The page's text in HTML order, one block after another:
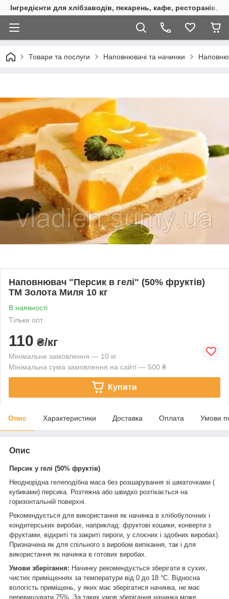
Інгредієнти для хлібзаводів, пекарень, кафе, ресторанів,
Товари та послуги Наповнювачі та начинки
Наповнювач "Персик в гелі" (50% фруктів)
ТМ Золота Миля 10 кг
В наявності
Тільки опт
110 ₴/кг
Мінімальне замовлення — 10 кг
Мінімальна сума замовлення на сайті — 500 ₴
Купити
Опис Характеристики Доставка Оплата Умови
Опис
Персик у гелі (50% фруктів)
Неоднорідна гелеподібна маса без розшарування зі шматочками (
кубиками) персика. Розтяжна або швидко розтікається на
горизонтальній поверхні.
Рекомендується для використання як начинка в хлібобулочних і
кондитерських виробах, наприклад: фруктові кошики, конверти з
фруктами, відкриті та закриті пироги, у слоєних і здобних виробах).
Призначена як для спільного з виробом випікання, так і для
використання як начинка в готових виробах.
Умови зберігання: Начинку рекомендується зберігати в сухих,
чистих приміщеннях за температури від 0 до 18 °C. Відносна
вологість приміщень, у яких має зберігатися начинка, не має
перевищувати 75%. За таких умов зберігання начинка може